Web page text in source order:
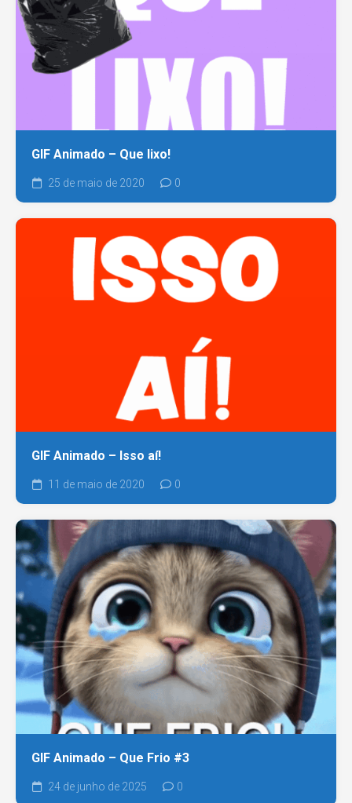
GIF Animado – Que lixo!
25 de maio de 2020 0
GIF Animado – Isso aí!
11 de maio de 2020 0
GIF Animado – Que Frio #3
24 de junho de 2025 0